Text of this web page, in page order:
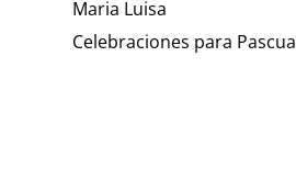
Maria Luisa
Celebraciones para Pascua